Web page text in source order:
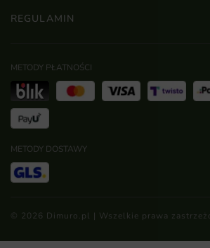
REGULAMIN
METODY PŁATNOŚCI
METODY DOSTAWY
© 2026 Dimuro.pl | Wszelkie prawa